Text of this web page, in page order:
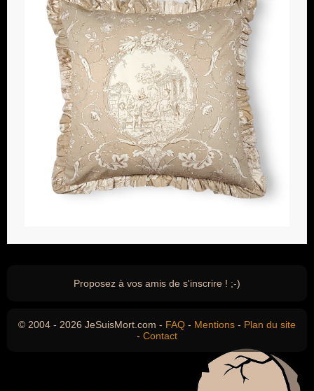
Proposez à vos amis de s'inscrire ! ;-)
© 2004 - 2026 JeSuisMort.com - FAQ - Mentions - Plan du site
- Contact